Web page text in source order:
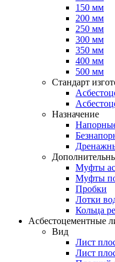
150 мм
200 мм
250 мм
300 мм
350 мм
400 мм
500 мм
Стандарт
Назначение
Муфты
Муфты
Пробки
Лотки
Кольца
Асбестоцементные
Вид
Лист
Лист